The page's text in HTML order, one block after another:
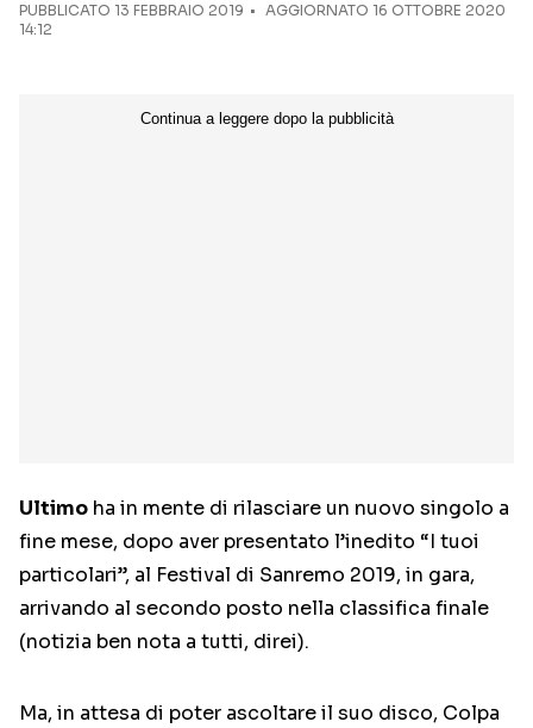
PUBBLICATO 13 FEBBRAIO 2019
AGGIORNATO 16 OTTOBRE 2020
14:12
Ultimo ha in mente di rilasciare un nuovo singolo a
fine mese, dopo aver presentato l’inedito “I tuoi
particolari”, al Festival di Sanremo 2019, in gara,
arrivando al secondo posto nella classifica finale
(notizia ben nota a tutti, direi).
Ma, in attesa di poter ascoltare il suo disco, Colpa